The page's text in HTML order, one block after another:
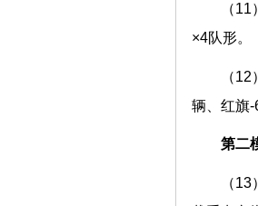
（
×4队形。
（
辆、红旗-
第二
（